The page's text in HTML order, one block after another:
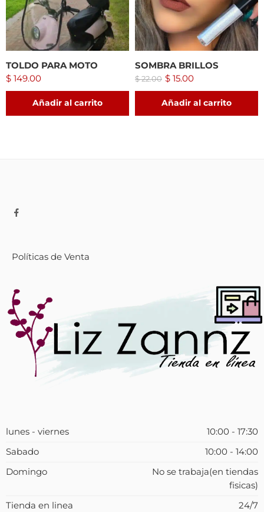
TOLDO PARA MOTO
$ 149.00
Añadir al carrito
SOMBRA BRILLOS
$22.00 $ 15.00
Añadir al carrito
Políticas de Venta
lunes - viernes
10:00 - 17:30
Sabado
10:00 - 14:00
Domingo
No se trabaja(en tiendas
fisicas)
Tienda en linea
24/7